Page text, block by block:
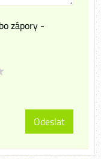
zápory -
Odeslat